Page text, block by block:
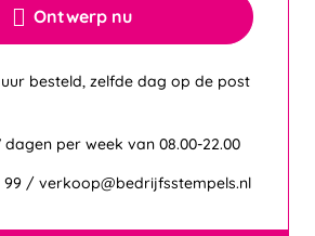
Ontwerp nu
uur besteld, zelfde dag op de post
dagen per week van 08.00-22.00
99 / verkoop@bedrijfsstempels.nl